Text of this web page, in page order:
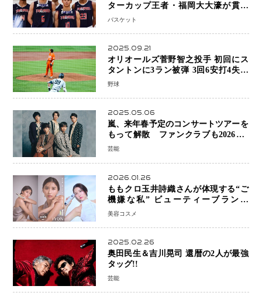
ターカップ王者・福岡大大濠が貫禄
V！ 東山は“背番号継承”で新たな物語
バスケット
2025.09.21
オリオールズ菅野智之投手 初回にス
タントンに3ラン被弾 3回6安打4失点
で降板
野球
2025.05.06
嵐、来年春予定のコンサートツアーを
もって解散 ファンクラブも2026年5
月末で活動終了
芸能
2026.01.26
ももクロ玉井詩織さんが体現する“ご
機嫌な私” ビューティーブランド
「iYON」が描く新しいスキンケア体
美容コスメ
2025.02.26
奥田民生＆吉川晃司 還暦の2人が最強
タッグ!!
芸能